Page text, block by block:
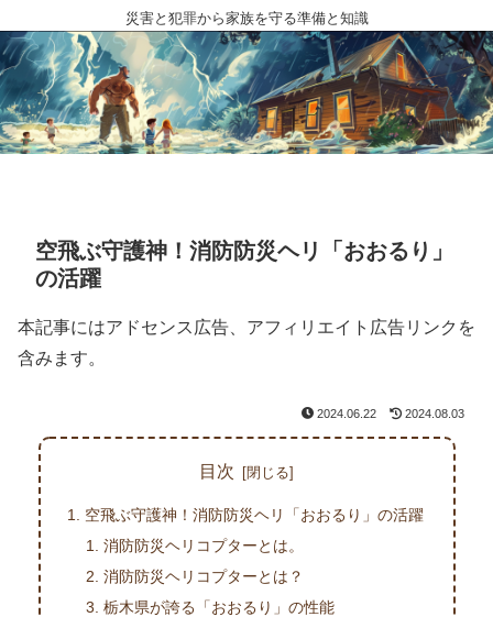
災害と犯罪から家族を守る準備と知識
空飛ぶ守護神！消防防災ヘリ「おおるり」
の活躍
本記事にはアドセンス広告、アフィリエイト広告リンクを
含みます。
2024.06.22 2024.08.03
目次
空飛ぶ守護神！消防防災ヘリ「おおるり」の活躍
消防防災ヘリコプターとは。
消防防災ヘリコプターとは？
栃木県が誇る「おおるり」の性能